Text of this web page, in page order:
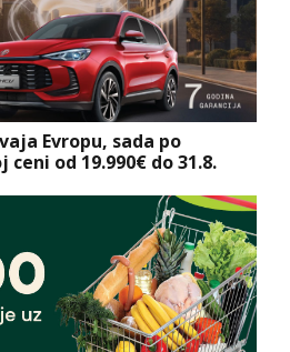
Evropu, sada po
od 19.990€ do 31.8.